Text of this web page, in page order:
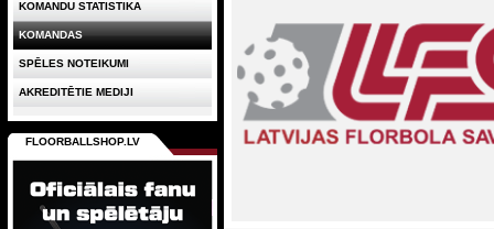
KOMANDU STATISTIKA
KOMANDAS
SPĒLES NOTEIKUMI
AKREDITĒTIE MEDIJI
FLOORBALLSHOP.LV